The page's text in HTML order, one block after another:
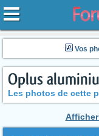
Vos
Oplus
Les photos de cette